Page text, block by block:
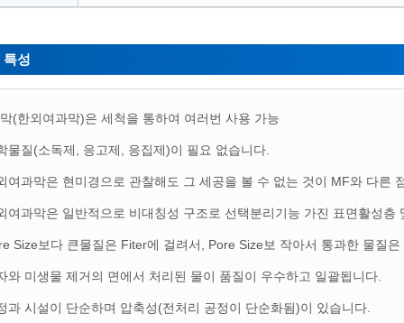
특성
(한외여과막)은 세척을 통하여 여러번 사용 가능
물질(소독제, 응고제, 응집제)이 필요 없습니다.
여과막은 현미경으로 관찰해도 그 세공을 볼 수 없는 것이 MF와 다른
여과막은 일반적으로 비대칭성 구조로 선택분리기능 가진 표면활성층
Size보다 큰물질은 Fiter에 걸려서, Pore Size보 작아서 통과한 물질
와 미생물 제거의 면에서 처리된 물이 품질이 우수하고 일괄됩니다.
과 시설이 단순하며 압축성(전처리 공정이 단순화됨)이 있습니다.